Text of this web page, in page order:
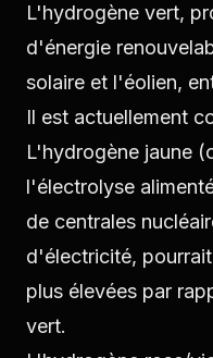
L'hydrogène vert,
d'énergie
solaire et l'éolien,
Il est actuellement
L'hydrogène jaune
l'électrolyse
de centrales
d'électricité,
plus élevées par
vert.